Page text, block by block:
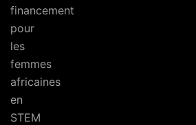
financement
pour
les
femmes
africaines
en
STEM